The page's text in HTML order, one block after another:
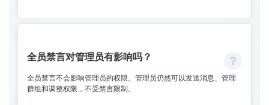
全员禁言对管理员有影响吗？
全员禁言不会影响管理员的权限。管理员仍然可以发送消息、管理
群组和调整权限，不受禁言限制。